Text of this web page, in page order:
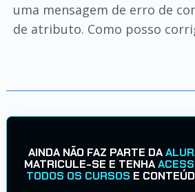
uma mensagem de erro de
de atributo. Como posso
AINDA NÃO FAZ PARTE DA
MATRICULE-SE E TENHA
TODOS OS CURSOS E